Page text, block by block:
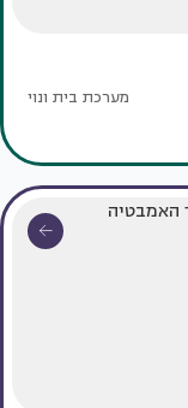
מערכת בית ונוי